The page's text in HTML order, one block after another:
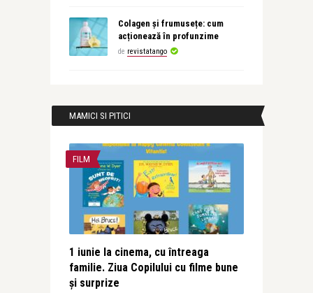
Colagen și frumusețe: cum
acționează în profunzime
de revistatango
MAMICI SI PITICI
FILM
1 iunie la cinema, cu întreaga
familie. Ziua Copilului cu filme bune
și surprize